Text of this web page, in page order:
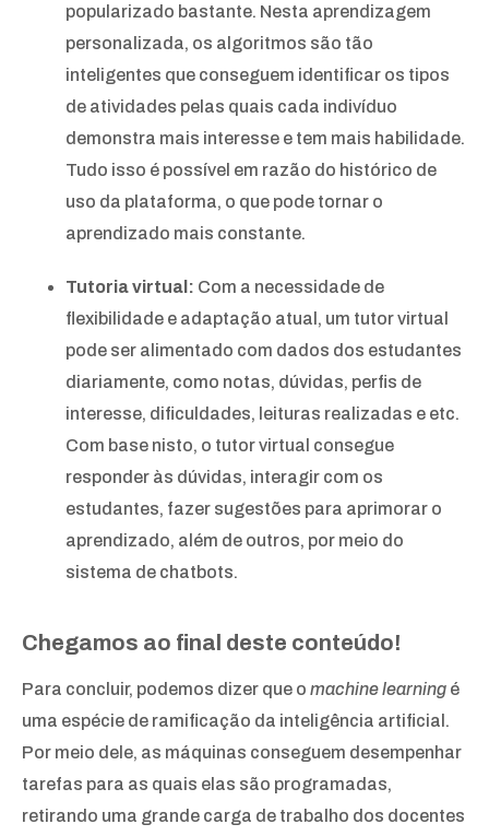
popularizado bastante. Nesta aprendizagem
personalizada, os algoritmos são tão
inteligentes que conseguem identificar os tipos
de atividades pelas quais cada indivíduo
demonstra mais interesse e tem mais habilidade.
Tudo isso é possível em razão do histórico de
uso da plataforma, o que pode tornar o
aprendizado mais constante.
Tutoria virtual: Com a necessidade de
flexibilidade e adaptação atual, um tutor virtual
pode ser alimentado com dados dos estudantes
diariamente, como notas, dúvidas, perfis de
interesse, dificuldades, leituras realizadas e etc.
Com base nisto, o tutor virtual consegue
responder às dúvidas, interagir com os
estudantes, fazer sugestões para aprimorar o
aprendizado, além de outros, por meio do
sistema de chatbots.
Chegamos ao final deste conteúdo!
Para concluir, podemos dizer que o machine learning é
uma espécie de ramificação da inteligência artificial.
Por meio dele, as máquinas conseguem desempenhar
tarefas para as quais elas são programadas,
retirando uma grande carga de trabalho dos docentes